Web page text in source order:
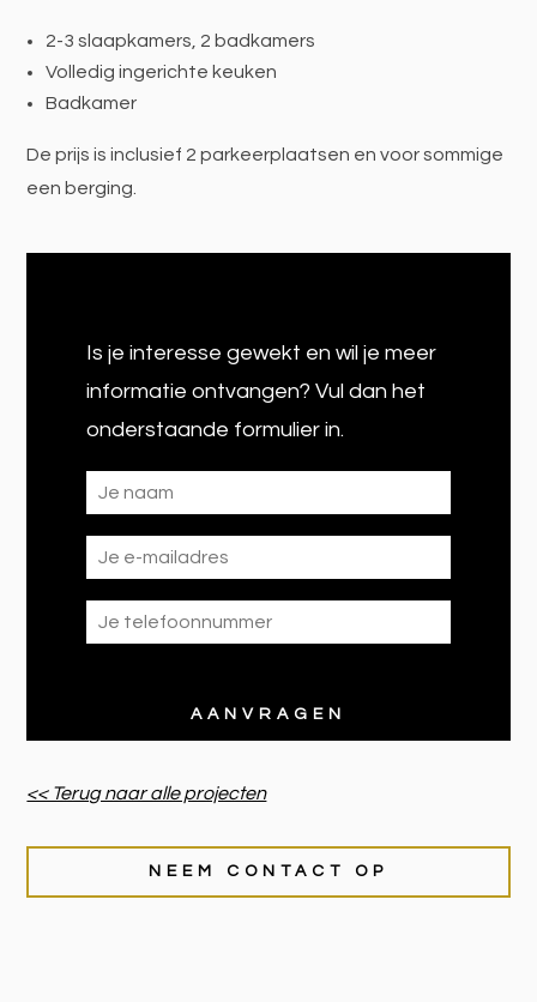
2-3 slaapkamers, 2 badkamers
Volledig ingerichte keuken
Badkamer
De prijs is inclusief 2 parkeerplaatsen en voor sommige
een berging.
Is je interesse gewekt en wil je meer
informatie ontvangen? Vul dan het
onderstaande formulier in.
<< Terug naar alle projecten
NEEM CONTACT OP